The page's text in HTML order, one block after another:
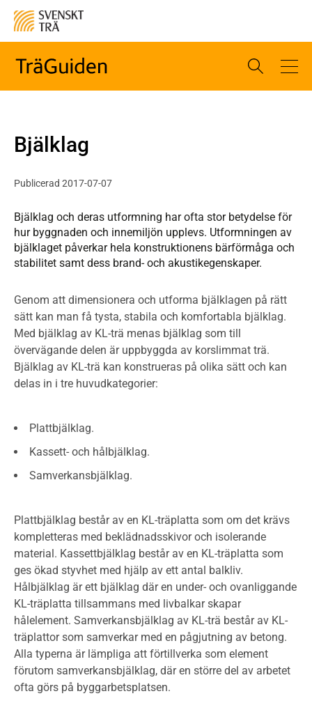
Bjälklag
Publicerad 2017-07-07
Bjälklag och deras utformning har ofta stor betydelse för
hur byggnaden och innemiljön upplevs. Utformningen av
bjälklaget påverkar hela konstruktionens bärförmåga och
stabilitet samt dess brand- och akustikegenskaper.
Genom att dimensionera och utforma bjälklagen på rätt
sätt kan man få tysta, stabila och komfortabla bjälklag.
Med bjälklag av KL-trä menas bjälklag som till
övervägande delen är uppbyggda av korslimmat trä.
Bjälklag av KL-trä kan konstrueras på olika sätt och kan
delas in i tre huvudkategorier:
Plattbjälklag.
Kassett- och hålbjälklag.
Samverkansbjälklag.
Plattbjälklag består av en KL-träplatta som om det krävs
kompletteras med beklädnadsskivor och isolerande
material. Kassettbjälklag består av en KL-träplatta som
ges ökad styvhet med hjälp av ett antal balkliv.
Hålbjälklag är ett bjälklag där en under- och ovanliggande
KL-träplatta tillsammans med livbalkar skapar
hålelement. Samverkansbjälklag av KL-trä består av KL-
träplattor som samverkar med en pågjutning av betong.
Alla typerna är lämpliga att förtillverka som element
förutom samverkansbjälklag, där en större del av arbetet
ofta görs på byggarbetsplatsen.